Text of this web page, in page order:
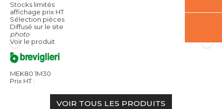
Stocks limités
affichage prix HT
Sélection pièces
Diffusé sur le site
photo
Voir le produit
MEK80 1M30
Prix HT :
VOIR TOUS LES PRODUITS